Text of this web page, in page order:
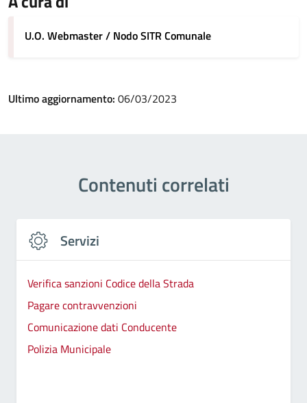
U.O. Webmaster / Nodo SITR Comunale
Ultimo aggiornamento: 06/03/2023
Contenuti correlati
Servizi
Verifica sanzioni Codice della Strada
Pagare contravvenzioni
Comunicazione dati Conducente
Polizia Municipale